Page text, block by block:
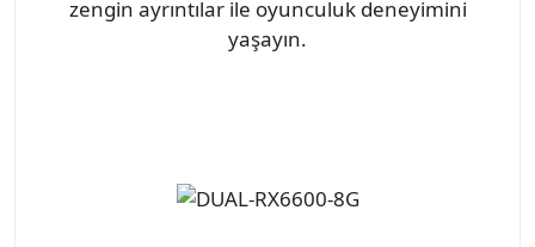
zengin ayrıntılar ile oyunculuk deneyimini
yaşayın.